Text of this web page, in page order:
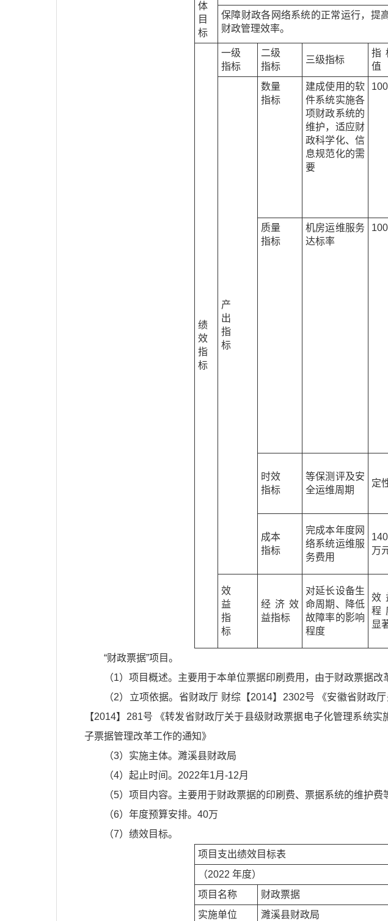
体
目
标
保障财政各网络系统的正常运行，提
财政管理效率。
绩
效
指
标
一级
指标
二级
指标
三级指标
指
值
产
出
指
标
数量
指标
建成使用的软
件系统实施各
项财政系统的
维护，适应财
政科学化、信
息规范化的需
要
100
质量
指标
机房运维服务
达标率
100
时效
指标
等保测评及安
全运维周期
定
成本
指标
完成本年度网
络系统运维服
务费用
140
万
效
益
指
标
经济效
益指标
对延长设备生
命周期、降低
故障率的影响
程度
效
程
显
“财政票据”项目。
（1）项目概述。主要用于本单位票据印刷费用，由于财政票据
（2）立项依据。省财政厅 财综【2014】2302号 《安徽省财政
【2014】281号 《转发省财政厅关于县级财政票据电子化管理系统
子票据管理改革工作的通知》
（3）实施主体。濉溪县财政局
（4）起止时间。2022年1月-12月
（5）项目内容。主要用于财政票据的印刷费、票据系统的维护费
（6）年度预算安排。40万
（7）绩效目标。
项目支出绩效目标表
（2022 年度）
项目名称
财政票据
实施单位
濉溪县财政局